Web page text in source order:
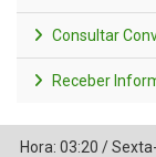
Consultar
Receber
Hora: 03:20 /